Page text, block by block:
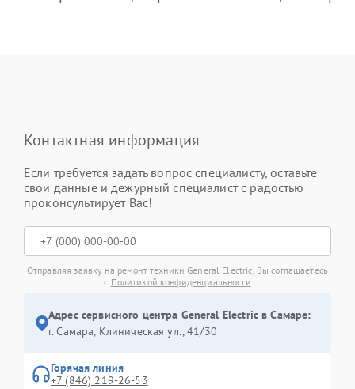
Контактная информация
Если требуется задать вопрос специалисту, оставьте
свои данные и дежурный специалист с радостью
проконсультирует Вас!
Отправляя заявку на ремонт техники General Electric, Вы соглашаетесь
с Политикой конфиденциальности
Адрес сервисного центра General Electric в Самаре:
г. Самара, Клиническая ул., 41/30
Горячая линия
+7 (846) 219-26-53